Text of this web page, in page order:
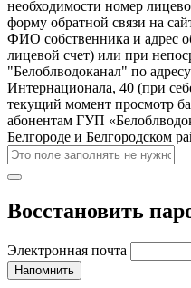
необходимости номер
форму обратной связи на
ФИО собственника и адрес
лицевой счет) или при
"Белоблводоканал" по
Интернационала, 40 (при
текущий момент просмотр
абонентам ГУП
Белгороде и Белгородском
Восстановить
Электронная почта
Напомнить